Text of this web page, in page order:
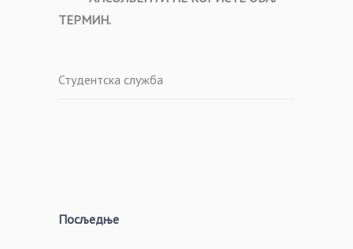
ТЕРМИН.
Студентска служба
Посљедње